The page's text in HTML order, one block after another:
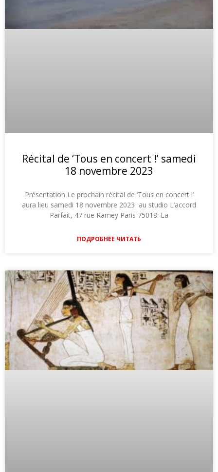
Récital de ‘Tous en concert !’ samedi
18 novembre 2023
Présentation Le prochain récital de ‘Tous en concert !’
aura lieu samedi 18 novembre 2023 au studio L’accord
Parfait, 47 rue Ramey Paris 75018. La
ПОДРОБНЕЕ ЧИТАТЬ